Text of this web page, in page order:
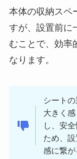
本体の収納スペ
すが、設置前に
むことで、効率
なります。
シート
大きく
し、安
ため、
感に繋が